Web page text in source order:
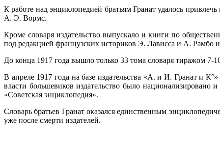
К работе над энциклопедией братьям Гранат удалось
А. Э. Вормс.
Кроме словаря издательство выпускало и книги по
под редакцией французских историков Э. Лависса и А. Рамбо и
До конца 1917 года вышло только 33 тома словаря тиражом 7-
В апреле 1917 года на базе издательства «А. и И. Гранат и
власти большевиков издательство было национализировано
«Советская энциклопедия».
Словарь братьев Гранат оказался единственным
уже после смерти издателей.